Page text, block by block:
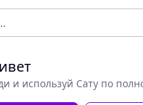
и используй Сату по